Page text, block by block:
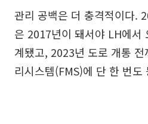
관리 공백은 더 충격적이다.
은 2017년이 돼서야 LH에서
계됐고, 2023년 도로 개통
리시스템(FMS)에 단 한 번도